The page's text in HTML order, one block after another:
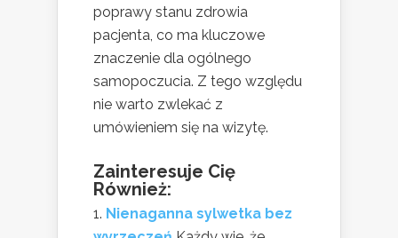
poprawy stanu zdrowia
pacjenta, co ma kluczowe
znaczenie dla ogólnego
samopoczucia. Z tego względu
nie warto zwlekać z
umówieniem się na wizytę.
Zainteresuje Cię
Również:
Nienaganna sylwetka bez